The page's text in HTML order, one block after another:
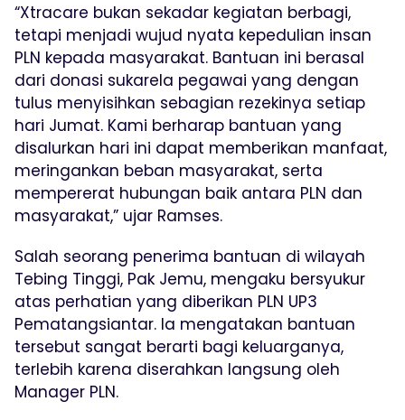
“Xtracare bukan sekadar kegiatan berbagi,
tetapi menjadi wujud nyata kepedulian insan
PLN kepada masyarakat. Bantuan ini berasal
dari donasi sukarela pegawai yang dengan
tulus menyisihkan sebagian rezekinya setiap
hari Jumat. Kami berharap bantuan yang
disalurkan hari ini dapat memberikan manfaat,
meringankan beban masyarakat, serta
mempererat hubungan baik antara PLN dan
masyarakat,” ujar Ramses.
Salah seorang penerima bantuan di wilayah
Tebing Tinggi, Pak Jemu, mengaku bersyukur
atas perhatian yang diberikan PLN UP3
Pematangsiantar. Ia mengatakan bantuan
tersebut sangat berarti bagi keluarganya,
terlebih karena diserahkan langsung oleh
Manager PLN.